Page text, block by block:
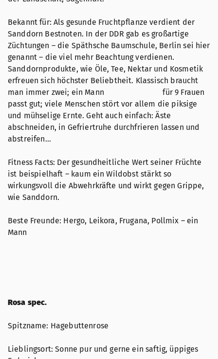
Bekannt für: Als gesunde Fruchtpflanze verdient der
Sanddorn Bestnoten. In der DDR gab es großartige
Züchtungen – die Späthsche Baumschule, Berlin sei hier
genannt – die viel mehr Beachtung verdienen.
Sanddornprodukte, wie Öle, Tee, Nektar und Kosmetik
erfreuen sich höchster Beliebtheit. Klassisch braucht
man immer zwei; ein Mann für 9 Frauen
passt gut; viele Menschen stört vor allem die piksige
und mühselige Ernte. Geht auch einfach: Äste
abschneiden, in Gefriertruhe durchfrieren lassen und
abstreifen…
Fitness Facts: Der gesundheitliche Wert seiner Früchte
ist beispielhaft – kaum ein Wildobst stärkt so
wirkungsvoll die Abwehrkräfte und wirkt gegen Grippe,
wie Sanddorn.
Beste Freunde: Hergo, Leikora, Frugana, Pollmix – ein
Mann
Rosa spec.
Spitzname: Hagebuttenrose
Lieblingsort: Sonne pur und gerne ein saftig, üppiges